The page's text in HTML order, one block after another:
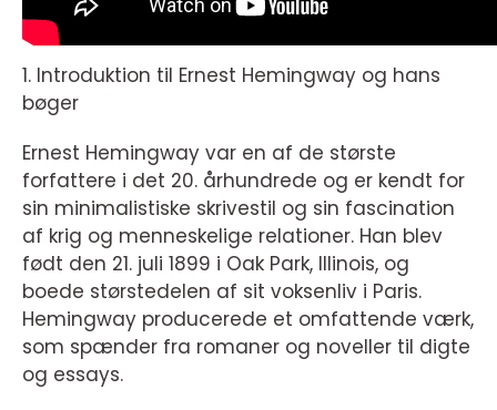
1. Introduktion til Ernest Hemingway og hans
bøger
Ernest Hemingway var en af de største
forfattere i det 20. århundrede og er kendt for
sin minimalistiske skrivestil og sin fascination
af krig og menneskelige relationer. Han blev
født den 21. juli 1899 i Oak Park, Illinois, og
boede størstedelen af sit voksenliv i Paris.
Hemingway producerede et omfattende værk,
som spænder fra romaner og noveller til digte
og essays.